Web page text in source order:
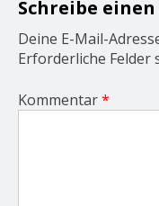
n
Schreibe
Deine E-Mail-
Erforderliche Felder
Kommentar*